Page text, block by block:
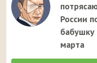
России
бабушку
марта